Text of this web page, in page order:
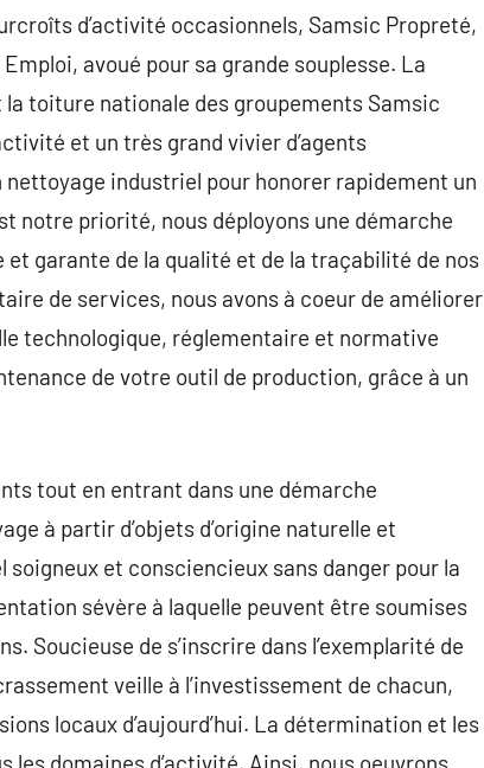
d’activité occasionnels, Samsic Propreté,
avoué pour sa grande souplesse. La
toiture nationale des groupements Samsic
et un très grand vivier d’agents
industriel pour honorer rapidement un
notre priorité, nous déployons une démarche
garante de la qualité et de la traçabilité de nos
de services, nous avons à coeur de améliorer
technologique, réglementaire et normative
de votre outil de production, grâce à un
tout en entrant dans une démarche
à partir d’objets d’origine naturelle et
et consciencieux sans danger pour la
sévère à laquelle peuvent être soumises
Soucieuse de s’inscrire dans l’exemplarité de
veille à l’investissement de chacun,
locaux d’aujourd’hui. La détermination et les
domaines d’activité. Ainsi, nous oeuvrons